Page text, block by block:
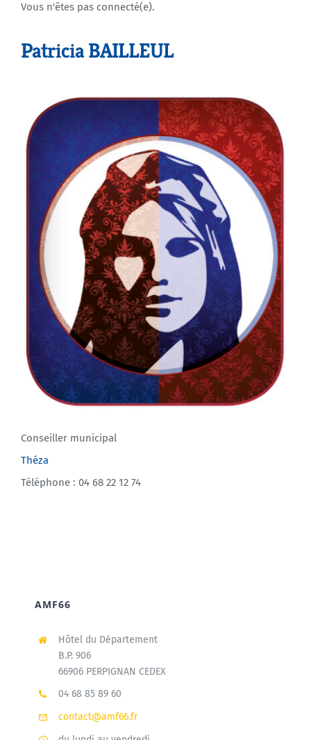
Agenda
Vous n'êtes pas connecté(e).
Patricia BAILLEUL
Conseiller municipal
Théza
Téléphone : 04 68 22 12 74
AMF66
Hôtel du Département
B.P. 906
66906 PERPIGNAN CEDEX
04 68 85 89 60
contact@amf66.fr